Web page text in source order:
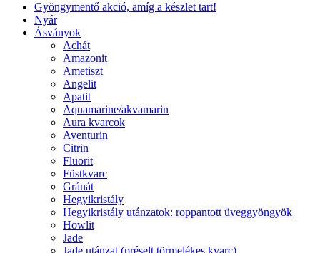
Gyöngymentő akció, amíg a készlet tart!
Nyár
Ásványok
Achát
Amazonit
Ametiszt
Angelit
Apatit
Aquamarine/akvamarin
Aura kvarcok
Aventurin
Citrin
Fluorit
Füstkvarc
Gránát
Hegyikristály
Hegyikristály utánzatok: roppantott üveggyöngyök
Howlit
Jade